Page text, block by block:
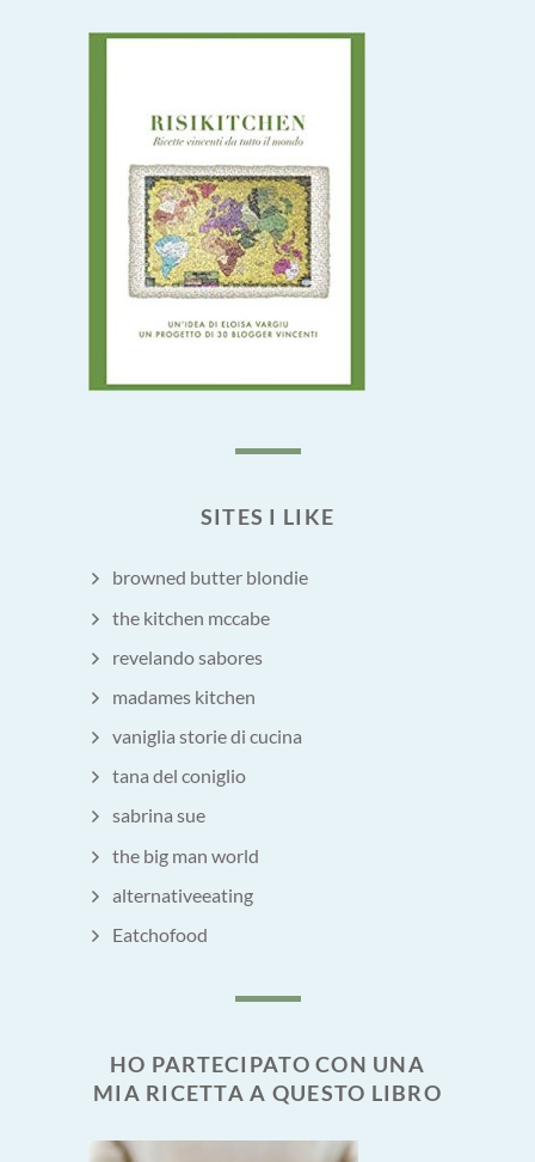
SITES I LIKE
browned butter blondie
the kitchen mccabe
revelando sabores
madames kitchen
vaniglia storie di cucina
tana del coniglio
sabrina sue
the big man world
alternativeeating
Eatchofood
HO PARTECIPATO CON UNA
MIA RICETTA A QUESTO LIBRO